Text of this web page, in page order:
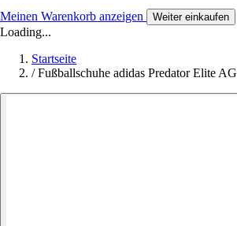
Meinen Warenkorb anzeigen Weiter einkaufen
Loading...
Startseite
/ Fußballschuhe adidas Predator Elite AG